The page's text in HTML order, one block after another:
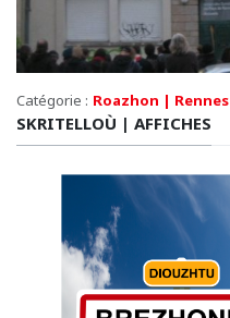
Catégorie : Roazhon | Rennes
SKRITELLOÙ | AFFICHES